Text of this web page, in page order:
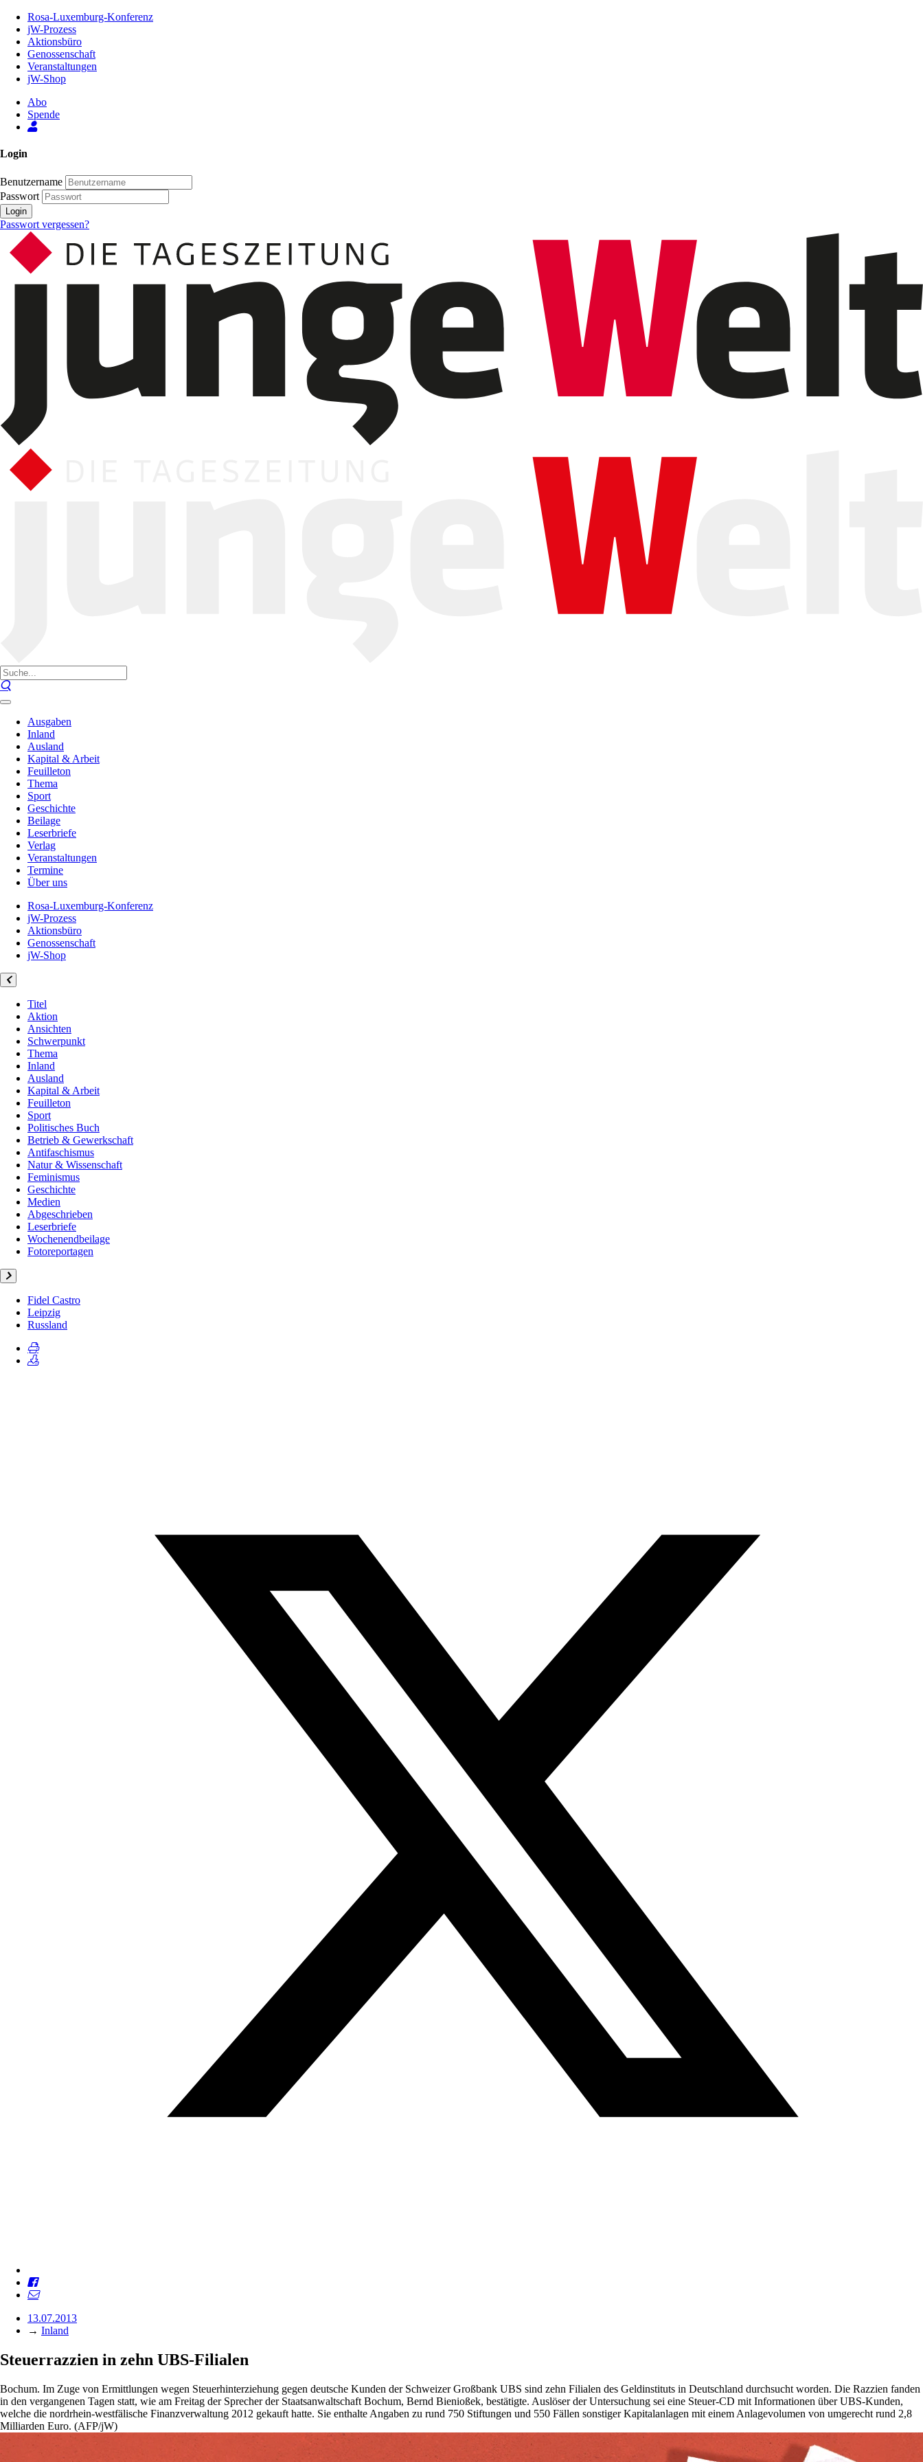
Inhalt
Seite
Rosa-Luxemburg-Konferenz
jW-Prozess
Aktionsbüro
Genossenschaft
Veranstaltungen
jW-Shop
Abo
Spende
Login
Benutzername
Passwort
Login
Passwort vergessen?
Ausgaben
Inland
Ausland
Kapital & Arbeit
Feuilleton
Thema
Sport
Geschichte
Beilage
Leserbriefe
Verlag
Veranstaltungen
Termine
Über uns
Rosa-Luxemburg-Konferenz
jW-Prozess
Aktionsbüro
Genossenschaft
jW-Shop
Titel
Aktion
Ansichten
Schwerpunkt
Thema
Inland
Ausland
Kapital & Arbeit
Feuilleton
Sport
Politisches Buch
Betrieb & Gewerkschaft
Antifaschismus
Natur & Wissenschaft
Feminismus
Geschichte
Medien
Abgeschrieben
Leserbriefe
Wochenendbeilage
Fotoreportagen
Fidel Castro
Leipzig
Russland
13.07.2013
→ Inland
Steuerrazzien in zehn UBS-Filialen
Bochum. Im Zuge von Ermittlungen wegen Steuerhinterziehung gegen deutsche Kunden der Schweizer Großbank UBS sind zehn Filialen des Geldinstituts in Deutschland durchsucht worden. Die Razzien fanden
in den vergangenen Tagen statt, wie am Freitag der Sprecher der Staatsanwaltschaft Bochum, Bernd Bienioßek, bestätigte. Auslöser der Untersuchung sei eine Steuer-CD mit Informationen über UBS-Kunden,
welche die nordrhein-westfälische Finanzverwaltung 2012 gekauft hatte. Sie enthalte Angaben zu rund 750 Stiftungen und 550 Fällen sonstiger Kapitalanlagen mit einem Anlagevolumen von umgerecht rund 2,8
Milliarden Euro. (AFP/jW)